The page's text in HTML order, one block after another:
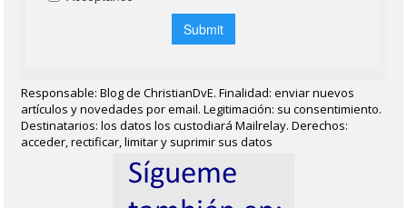
Responsable: Blog de ChristianDvE. Finalidad: enviar nuevos
artículos y novedades por email. Legitimación: su consentimiento.
Destinatarios: los datos los custodiará Mailrelay. Derechos:
acceder, rectificar, limitar y suprimir sus datos